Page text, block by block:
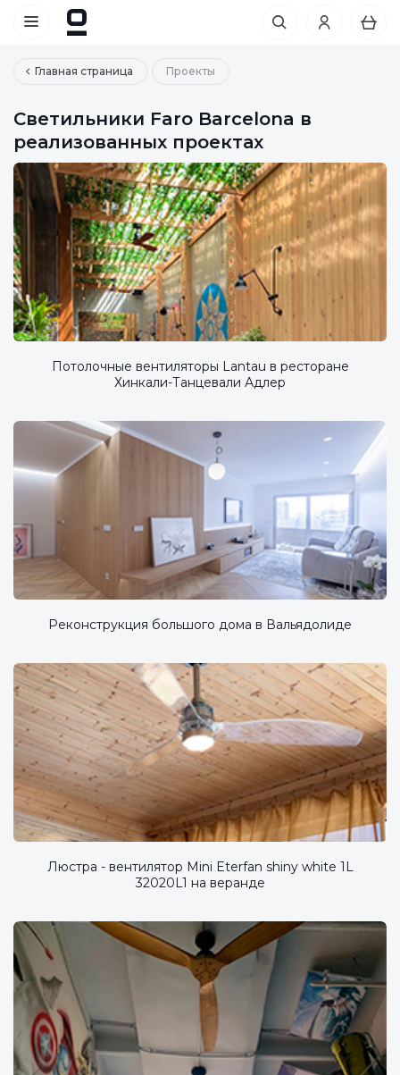
Главная страница Проекты
Светильники Faro Barcelona в
реализованных проектах
Потолочные вентиляторы Lantau в ресторане
Хинкали-Танцевали Адлер
Реконструкция большого дома в Вальядолиде
Люстра - вентилятор Mini Eterfan shiny white 1L
32020L1 на веранде